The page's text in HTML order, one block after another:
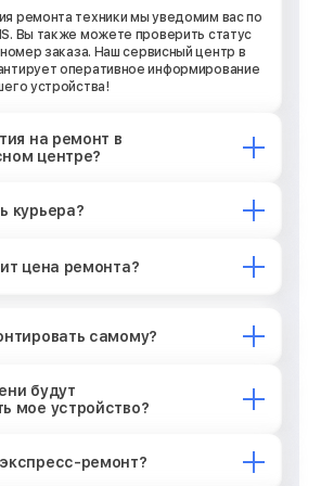
ремонта техники мы уведомим вас по
Вы также можете проверить статус
заказа. Наш сервисный центр в
оперативное информирование
устройства!
на ремонт в
центре?
курьера?
цена ремонта?
самому?
будут
мое устройство?
ремонт?